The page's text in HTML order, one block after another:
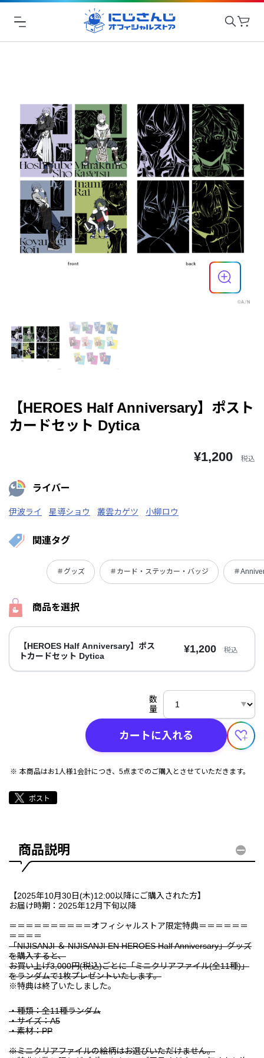
【HEROES Half Anniversary】ポスト
カードセット Dytica
¥1,200 税込
ライバー
伊波ライ 星導ショウ 叢雲カゲツ 小柳ロウ
関連タグ
＃グッズ ＃カード・ステッカー・バッジ ＃
商品を選択
【HEROES Half Anniversary】ポス
トカードセット Dytica
¥1,200 税込
数
量
カートに入れる
本商品はお1人様1会計につき、5点までのご購入とさせていただきます。
商品説明
【2025年10月30日(木)12:00以降にご購入された方】
お届け時期：2025年12月下旬以降
＝＝＝＝＝＝＝＝＝＝オフィシャルストア限定特典＝＝＝＝＝＝
＝＝＝＝
「NIJISANJI ＆ NIJISANJI EN HEROES Half Anniversary」グッズ
を購入すると、
お買い上げ3,000円(税込)ごとに「ミニクリアファイル(全11種)」
をランダムで1枚プレゼントいたします。
※特典は終了いたしました。
・種類：全11種ランダム
・サイズ：A5
・素材：PP
※ミニクリアファイルの絵柄はお選びいただけません。